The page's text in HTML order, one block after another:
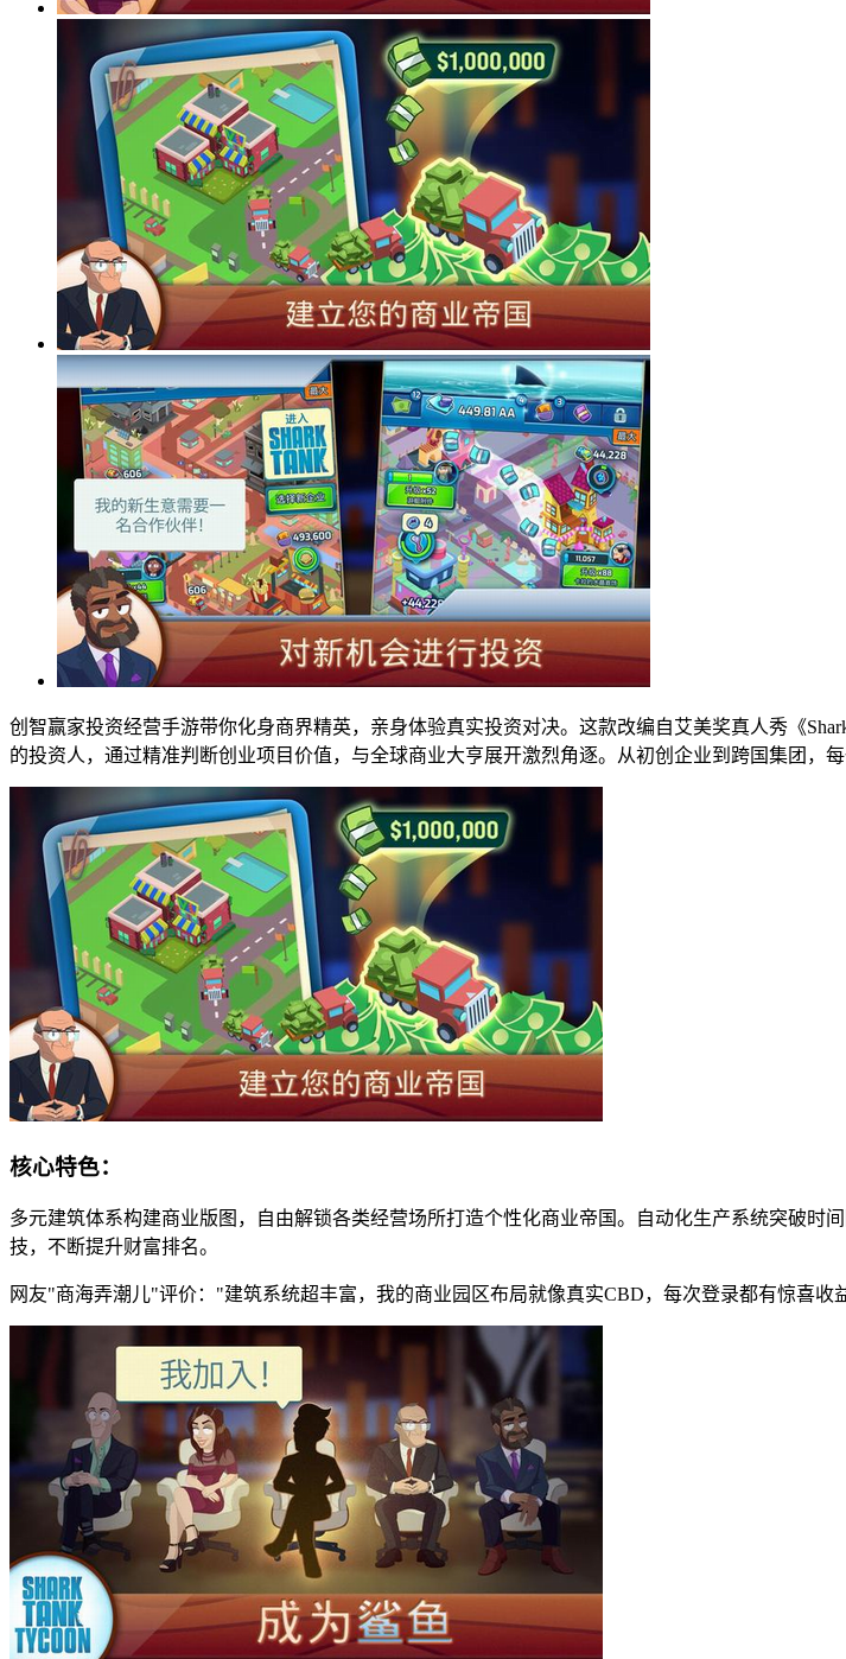
创智赢家投资经营手游带你化身商界精英，亲身体验真实投资对决。这款改编自艾美奖真人秀《
的投资人，通过精准判断创业项目价值，与全球商业大亨展开激烈角逐。从初创企业到跨国集团，
核心特色：
多元建筑体系构建商业版图，自由解锁各类经营场所打造个性化商业帝国。自动化生产系统突破
技，不断提升财富排名。
网友"商海弄潮儿"评价："建筑系统超丰富，我的商业园区布局就像真实CBD，每次登录都有惊喜收